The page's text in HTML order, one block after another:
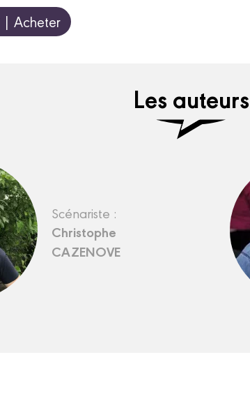
| Acheter
Les auteurs
Scénariste :
Christophe
CAZENOVE